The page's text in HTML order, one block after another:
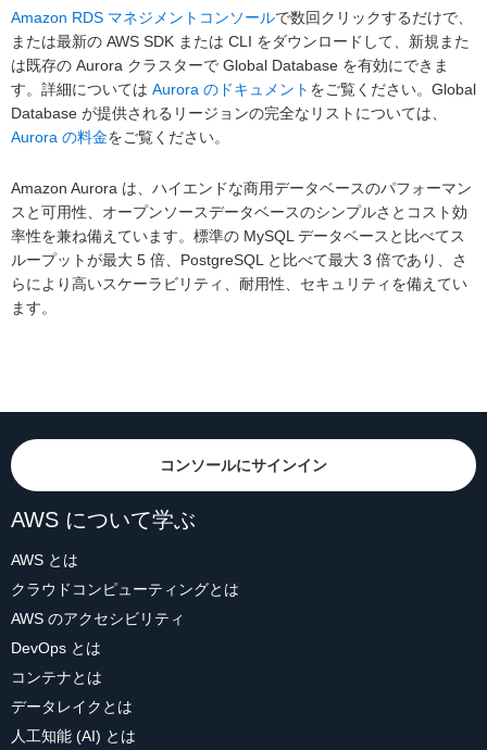
Amazon RDS マネジメントコンソールで数回クリックするだけで、
または最新の AWS SDK または CLI をダウンロードして、新規また
は既存の Aurora クラスターで Global Database を有効にできま
す。詳細については Aurora のドキュメント をご覧ください。Global
Database が提供されるリージョンの完全なリストについては、
Aurora の料金をご覧ください。
Amazon Aurora は、ハイエンドな商用データベースのパフォーマン
スと可用性、オープンソースデータベースのシンプルさとコスト効
率性を兼ね備えています。標準の MySQL データベースと比べてス
ループットが最大 5 倍、PostgreSQL と比べて最大 3 倍であり、さ
らにより高いスケーラビリティ、耐用性、セキュリティを備えてい
ます。
コンソールにサインイン
AWS について学ぶ
AWS とは
クラウドコンピューティングとは
AWS のアクセシビリティ
DevOps とは
コンテナとは
データレイクとは
人工知能 (AI) とは